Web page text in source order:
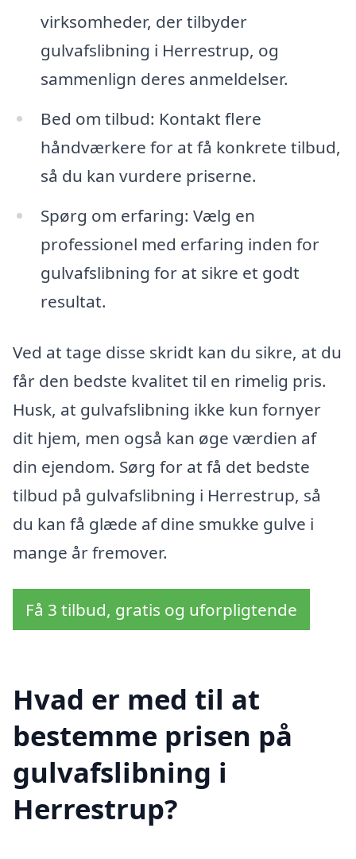
virksomheder, der tilbyder
gulvafslibning i Herrestrup, og
sammenlign deres anmeldelser.
Bed om tilbud: Kontakt flere
håndværkere for at få konkrete tilbud,
så du kan vurdere priserne.
Spørg om erfaring: Vælg en
professionel med erfaring inden for
gulvafslibning for at sikre et godt
resultat.
Ved at tage disse skridt kan du sikre, at du
får den bedste kvalitet til en rimelig pris.
Husk, at gulvafslibning ikke kun fornyer
dit hjem, men også kan øge værdien af
din ejendom. Sørg for at få det bedste
tilbud på gulvafslibning i Herrestrup, så
du kan få glæde af dine smukke gulve i
mange år fremover.
Få 3 tilbud, gratis og uforpligtende
Hvad er med til at
bestemme prisen på
gulvafslibning i
Herrestrup?